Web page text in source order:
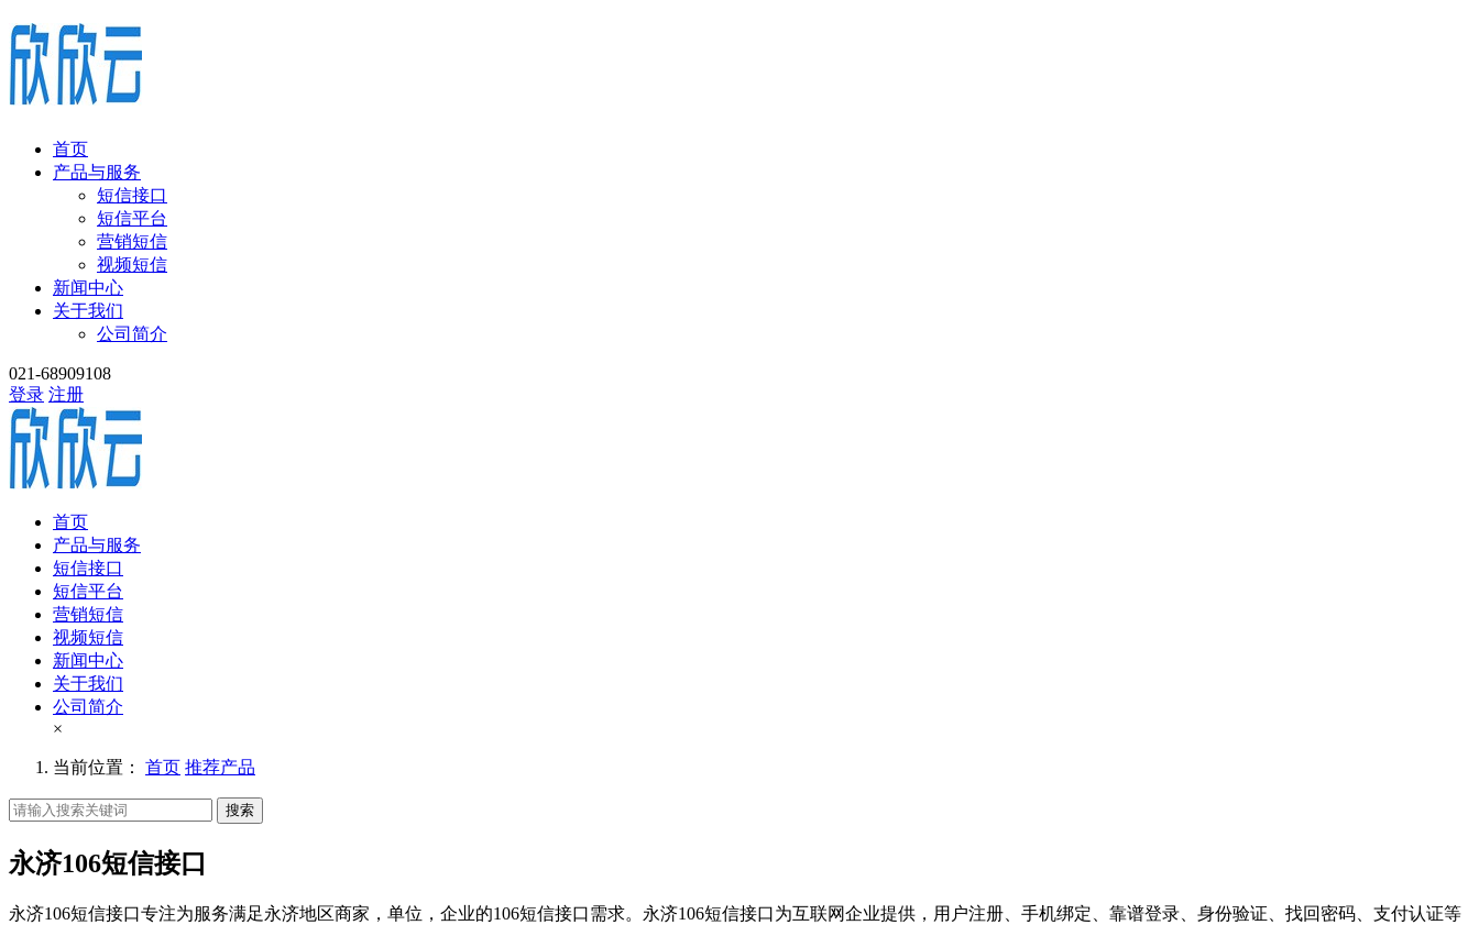
首页
产品与服务
短信接口
短信平台
营销短信
视频短信
新闻中心
关于我们
公司简介
021-68909108
登录 注册
首页
产品与服务
短信接口
短信平台
营销短信
视频短信
新闻中心
关于我们
公司简介
×
当前位置： 首页 推荐产品
搜索
永济106短信接口
永济106短信接口专注为服务满足永济地区商家，单位，企业的106短信接口需求。永济106短信接口为互联网企业提供，用户注册、手机绑定、靠谱登录、身份验证、找回密码、支付认证等